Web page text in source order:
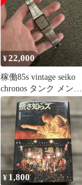
¥22,000
稼働85s vintage seiko
chronos タンク メンズ
腕時計qz
¥ 1,800